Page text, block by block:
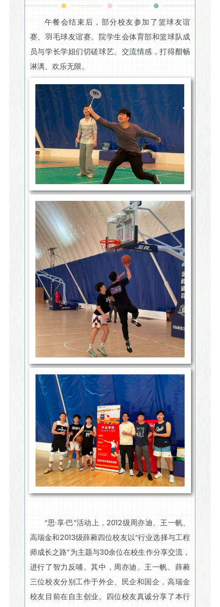
午餐会结束后，部分校友参加了篮球友谊
赛、羽毛球友谊赛。院学生会体育部和篮球队成
员与学长学姐们切磋球艺、交流情感，打得酣畅
淋漓、欢乐无限。
“思·享·巴”活动上，2012级周亦迪、王一帆、
高瑞金和2013级薛蕤四位校友以“行业选择与工程
师成长之路”为主题与30余位在校生作分享交流，
进行了智力反哺。其中，周亦迪、王一帆、薛蕤
三位校友分别工作于外企、民企和国企，高瑞金
校友目前在自主创业。四位校友真诚分享了本行